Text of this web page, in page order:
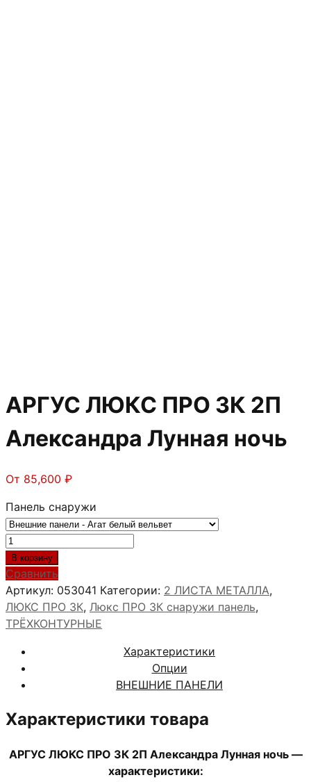
АРГУС ЛЮКС ПРО 3К 2П
Александра Лунная ночь
От 85,600 ₽
Панель снаружи
Количество
товара
АРГУС
ЛЮКС
ПРО
3К
Александра
Лунная
ночь
В корзину
Сравнить
Артикул: 053041 Категории: 2 ЛИСТА МЕТАЛЛА,
ЛЮКС ПРО 3К, Люкс ПРО 3К снаружи панель,
ТРЁХКОНТУРНЫЕ
Характеристики
Опции
ВНЕШНИЕ ПАНЕЛИ
Характеристики товара
АРГУС ЛЮКС ПРО 3К 2П Александра Лунная ночь —
характеристики: